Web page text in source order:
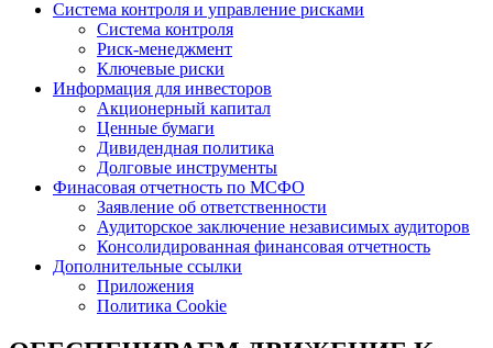
Система контроля и управление рисками
Система контроля
Риск-менеджмент
Ключевые риски
Информация для инвесторов
Акционерный капитал
Ценные бумаги
Дивидендная политика
Долговые инструменты
Финасовая отчетность по МСФО
Заявление об ответственности
Аудиторское заключение независимых аудиторов
Консолидированная финансовая отчетность
Дополнительные ссылки
Приложения
Политика Cookie